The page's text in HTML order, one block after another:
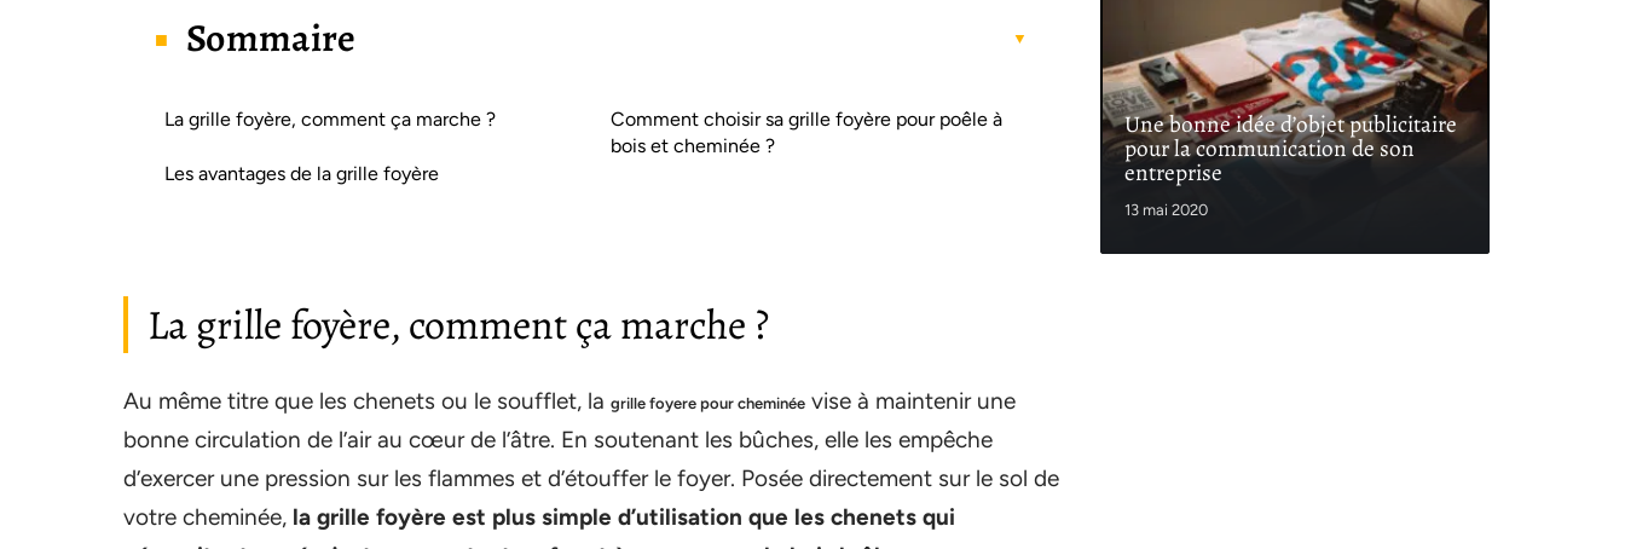
Sommaire
La grille foyère, comment ça marche ?
Les avantages de la grille foyère
Comment choisir sa grille foyère pour poêle à
bois et cheminée ?
La grille foyère, comment ça marche ?
Au même titre que les chenets ou le soufflet, la grille foyere pour cheminée vise à maintenir une
bonne circulation de l’air au cœur de l’âtre. En soutenant les bûches, elle les empêche
d’exercer une pression sur les flammes et d’étouffer le foyer. Posée directement sur le sol de
votre cheminée, la grille foyère est plus simple d’utilisation que les chenets qui
Une bonne idée d’objet publicitaire
pour la communication de son
entreprise
13 mai 2020